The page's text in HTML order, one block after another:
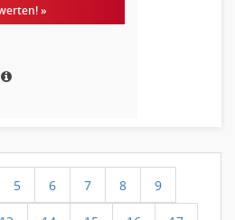
»
5 6 7 8 9